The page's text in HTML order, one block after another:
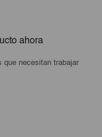
ahora
que necesitan trabajar